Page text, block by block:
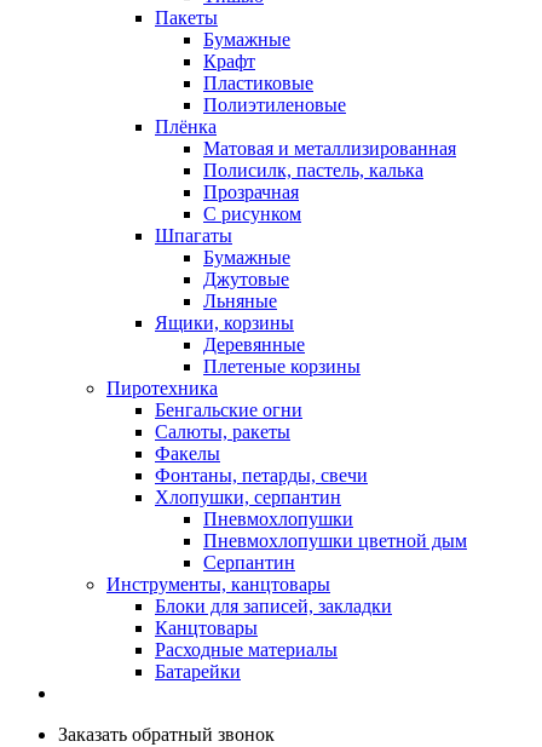
Пакеты
Бумажные
Крафт
Пластиковые
Полиэтиленовые
Плёнка
Матовая и металлизированная
Полисилк, пастель, калька
Прозрачная
С рисунком
Шпагаты
Бумажные
Джутовые
Льняные
Ящики, корзины
Деревянные
Плетеные корзины
Пиротехника
Бенгальские огни
Салюты, ракеты
Факелы
Фонтаны, петарды, свечи
Хлопушки, серпантин
Пневмохлопушки
Пневмохлопушки цветной дым
Серпантин
Инструменты, канцтовары
Блоки для записей, закладки
Канцтовары
Расходные материалы
Батарейки
Заказать обратный звонок